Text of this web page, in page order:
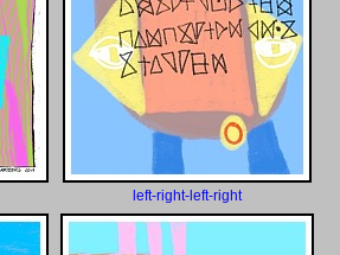
left-right-left-right